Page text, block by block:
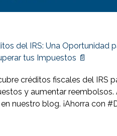
del IRS: Una Oportunidad
tus Impuestos 📄
créditos fiscales del IRS
y aumentar reembolsos.
nuestro blog. ¡Ahorra con